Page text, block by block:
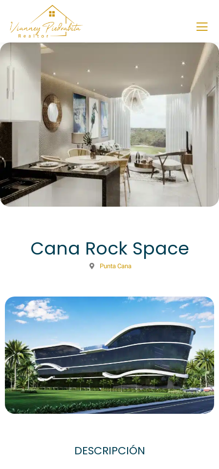
Cana Rock Space
Punta Cana
DESCRIPCIÓN